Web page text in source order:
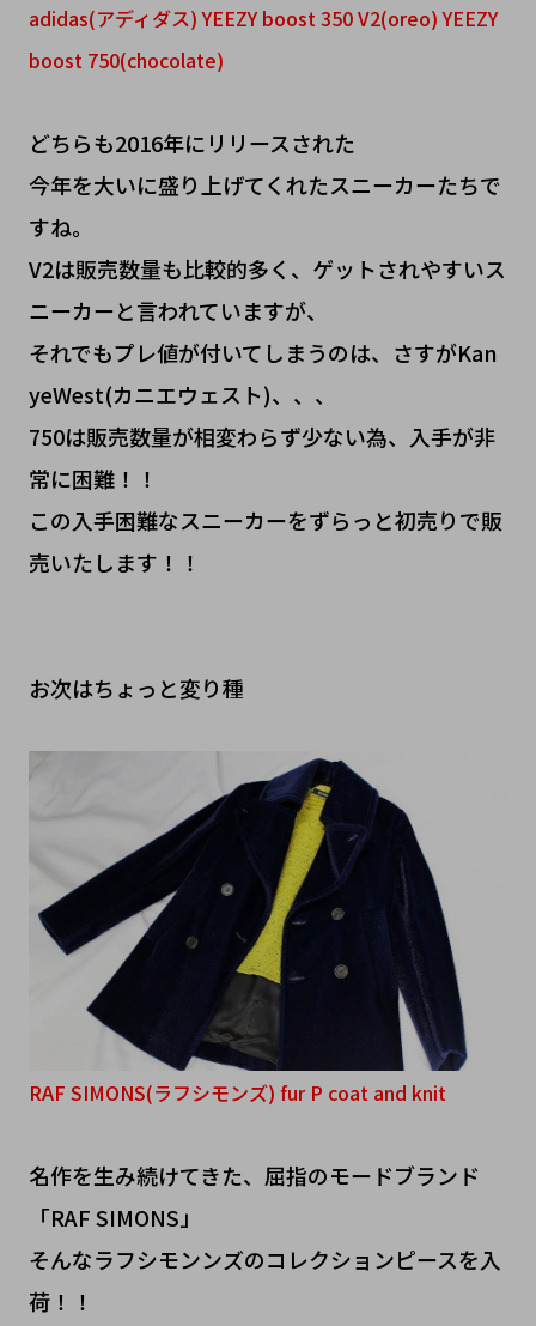
adidas(アディダス) YEEZY boost 350 V2(oreo) YEEZY
boost 750(chocolate)
どちらも2016年にリリースされた
今年を大いに盛り上げてくれたスニーカーたちで
すね。
V2は販売数量も比較的多く、ゲットされやすいス
ニーカーと言われていますが、
それでもプレ値が付いてしまうのは、さすがKan
yeWest(カニエウェスト)、、、
750は販売数量が相変わらず少ない為、入手が非
常に困難！！
この入手困難なスニーカーをずらっと初売りで販
売いたします！！
お次はちょっと変り種
RAF SIMONS(ラフシモンズ) fur P coat and knit
名作を生み続けてきた、屈指のモードブランド
「RAF SIMONS」
そんなラフシモンンズのコレクションピースを入
荷！！